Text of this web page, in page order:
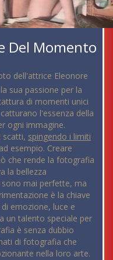
Del Momento
dell'attrice Eleonore
sua passione per la
di momenti unici
l'essenza della
ogni immagine.
scatti, spingendo i limiti
esempio. Creare
che rende la fotografia
la bellezza
mai perfette, ma
è la chiave
emozione, luce e
un talento speciale per
è senza dubbio
di fotografia che
nella loro arte.